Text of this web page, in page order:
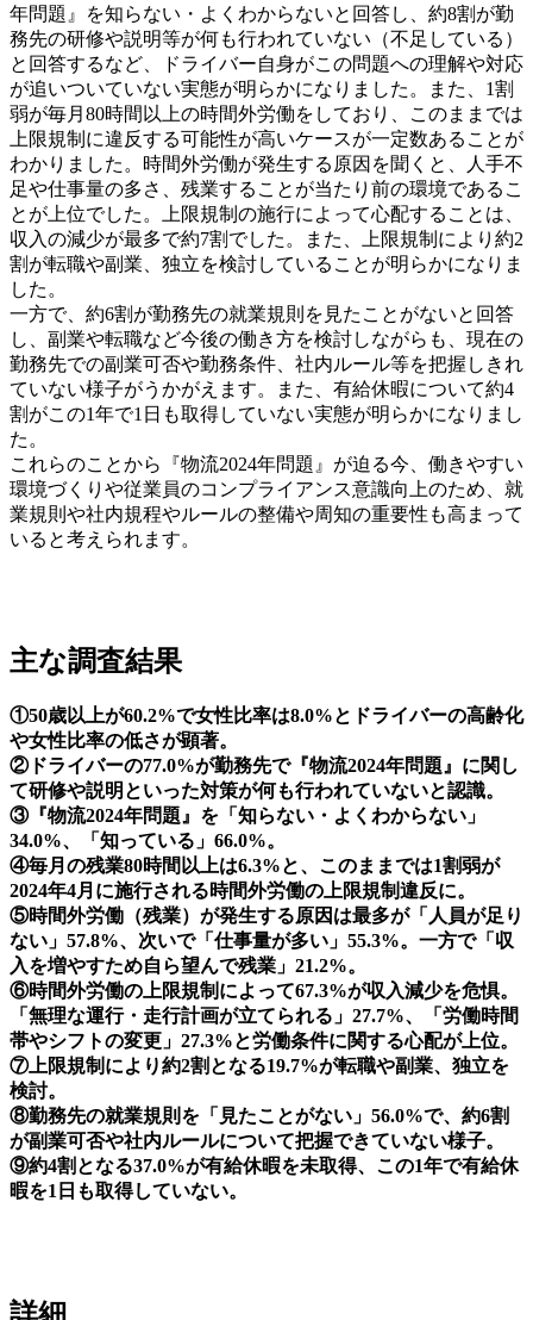
年問題』を知らない・よくわからないと回答し、約8割が勤
務先の研修や説明等が何も行われていない（不足している）
と回答するなど、ドライバー自身がこの問題への理解や対応
が追いついていない実態が明らかになりました。また、1割
弱が毎月80時間以上の時間外労働をしており、このままでは
上限規制に違反する可能性が高いケースが一定数あることが
わかりました。時間外労働が発生する原因を聞くと、人手不
足や仕事量の多さ、残業することが当たり前の環境であるこ
とが上位でした。上限規制の施行によって心配することは、
収入の減少が最多で約7割でした。また、上限規制により約2
割が転職や副業、独立を検討していることが明らかになりま
した。
一方で、約6割が勤務先の就業規則を見たことがないと回答
し、副業や転職など今後の働き方を検討しながらも、現在の
勤務先での副業可否や勤務条件、社内ルール等を把握しきれ
ていない様子がうかがえます。また、有給休暇について約4
割がこの1年で1日も取得していない実態が明らかになりまし
た。
これらのことから『物流2024年問題』が迫る今、働きやすい
環境づくりや従業員のコンプライアンス意識向上のため、就
業規則や社内規程やルールの整備や周知の重要性も高まって
いると考えられます。
主な調査結果
①50歳以上が60.2%で女性比率は8.0%とドライバーの高齢化
や女性比率の低さが顕著。
②ドライバーの77.0%が勤務先で『物流2024年問題』に関し
て研修や説明といった対策が何も行われていないと認識。
③『物流2024年問題』を「知らない・よくわからない」
34.0%、「知っている」66.0%。
④毎月の残業80時間以上は6.3%と、このままでは1割弱が
2024年4月に施行される時間外労働の上限規制違反に。
⑤時間外労働（残業）が発生する原因は最多が「人員が足り
ない」57.8%、次いで「仕事量が多い」55.3%。一方で「収
入を増やすため自ら望んで残業」21.2%。
⑥時間外労働の上限規制によって67.3%が収入減少を危惧。
「無理な運行・走行計画が立てられる」27.7%、「労働時間
帯やシフトの変更」27.3%と労働条件に関する心配が上位。
⑦上限規制により約2割となる19.7%が転職や副業、独立を
検討。
⑧勤務先の就業規則を「見たことがない」56.0%で、約6割
が副業可否や社内ルールについて把握できていない様子。
⑨約4割となる37.0%が有給休暇を未取得、この1年で有給休
暇を1日も取得していない。